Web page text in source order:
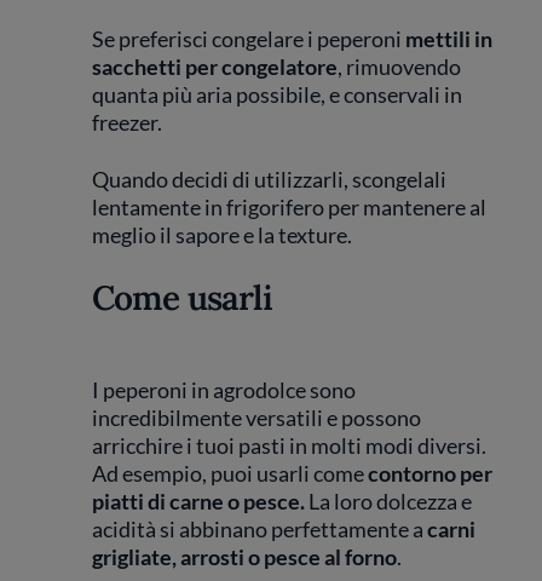
Se preferisci congelare i peperoni mettili in
sacchetti per congelatore, rimuovendo
quanta più aria possibile, e conservali in
freezer.
Quando decidi di utilizzarli, scongelali
lentamente in frigorifero per mantenere al
meglio il sapore e la texture.
Come usarli
I peperoni in agrodolce sono
incredibilmente versatili e possono
arricchire i tuoi pasti in molti modi diversi.
Ad esempio, puoi usarli comecontorno per
piatti di carne o pesce.La loro dolcezza e
acidità si abbinano perfettamente acarni
grigliate, arrosti o pesce al forno.